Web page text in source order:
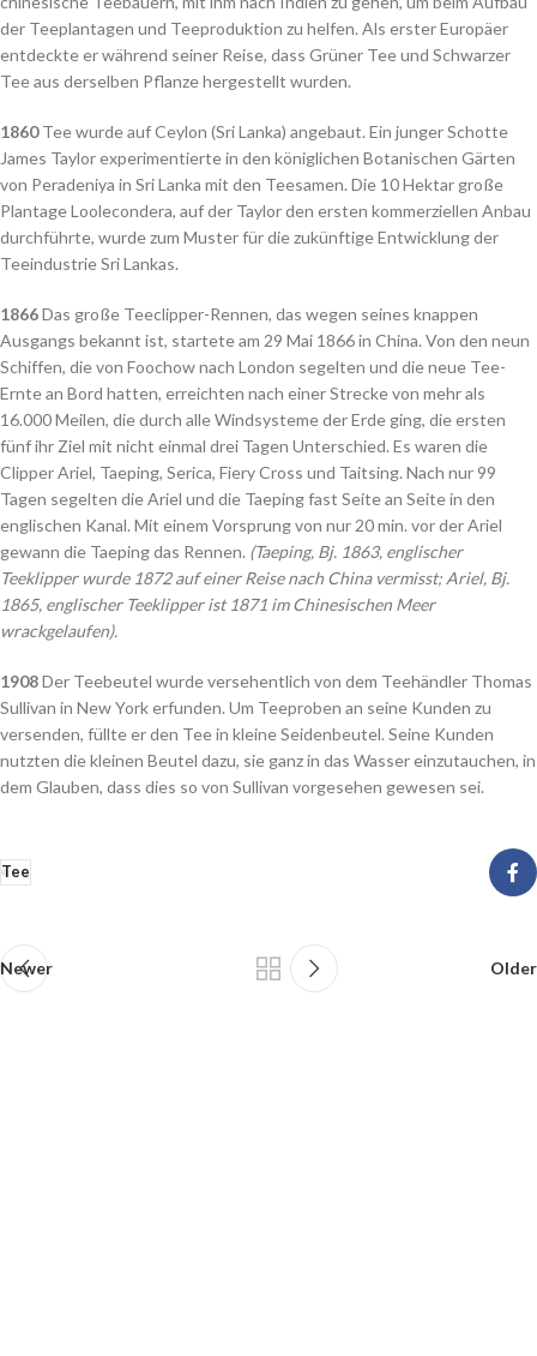
der Teeplantagen und Teeproduktion zu helfen. Als erster Europäer
entdeckte er während seiner Reise, dass Grüner Tee und Schwarzer
Tee aus derselben Pflanze hergestellt wurden.
1860Tee wurde auf Ceylon (Sri Lanka) angebaut. Ein junger Schotte
James Taylor experimentierte in den königlichen Botanischen Gärten
von Peradeniya in Sri Lanka mit den Teesamen. Die 10 Hektar große
Plantage Loolecondera, auf der Taylor den ersten kommerziellen Anbau
durchführte, wurde zum Muster für die zukünftige Entwicklung der
Teeindustrie Sri Lankas.
1866Das große Teeclipper-Rennen, das wegen seines knappen
Ausgangs bekannt ist, startete am 29 Mai 1866 in China. Von den neun
Schiffen, die von Foochow nach London segelten und die neue Tee-
Ernte an Bord hatten, erreichten nach einer Strecke von mehr als
16.000 Meilen, die durch alle Windsysteme der Erde ging, die ersten
fünf ihr Ziel mit nicht einmal drei Tagen Unterschied. Es waren die
Clipper Ariel, Taeping, Serica, Fiery Cross und Taitsing. Nach nur 99
Tagen segelten die Ariel und die Taeping fast Seite an Seite in den
englischen Kanal. Mit einem Vorsprung von nur 20 min. vor der Ariel
gewann die Taeping das Rennen. (Taeping, Bj. 1863, englischer
Teeklipper wurde 1872 auf einer Reise nach China vermisst; Ariel, Bj.
1865, englischer Teeklipper ist 1871 im Chinesischen Meer
wrackgelaufen).
1908Der Teebeutel wurde versehentlich von dem Teehändler Thomas
Sullivan in New York erfunden. Um Teeproben an seine Kunden zu
versenden, füllte er den Tee in kleine Seidenbeutel. Seine Kunden
nutzten die kleinen Beutel dazu, sie ganz in das Wasser einzutauchen, in
dem Glauben, dass dies so von Sullivan vorgesehen gewesen sei.
Tee
Newer Older